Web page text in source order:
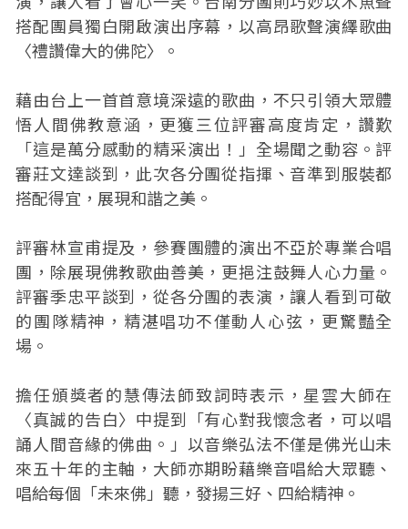
搭配團員獨白開啟演出序幕，以高昂歌聲演繹歌曲
〈禮讚偉大的佛陀〉。
藉由台上一首首意境深遠的歌曲，不只引領大眾體
悟人間佛教意涵，更獲三位評審高度肯定，讚歎
「這是萬分感動的精采演出！」全場聞之動容。評
審莊文達談到，此次各分團從指揮、音準到服裝都
搭配得宜，展現和諧之美。
評審林宣甫提及，參賽團體的演出不亞於專業合唱
團，除展現佛教歌曲善美，更挹注鼓舞人心力量。
評審季忠平談到，從各分團的表演，讓人看到可敬
的團隊精神，精湛唱功不僅動人心弦，更驚豔全
場。
擔任頒獎者的慧傳法師致詞時表示，星雲大師在
〈真誠的告白〉中提到「有心對我懷念者，可以唱
誦人間音緣的佛曲。」以音樂弘法不僅是佛光山未
來五十年的主軸，大師亦期盼藉樂音唱給大眾聽、
唱給每個「未來佛」聽，發揚三好、四給精神。